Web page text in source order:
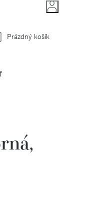
Nákupní
Prázdný košík